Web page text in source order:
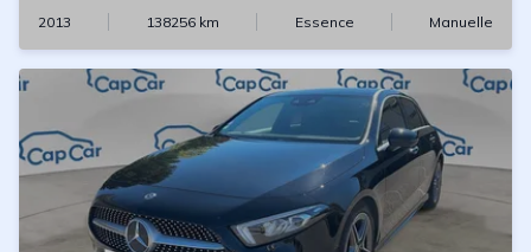
2013 138256 km Essence Manuelle